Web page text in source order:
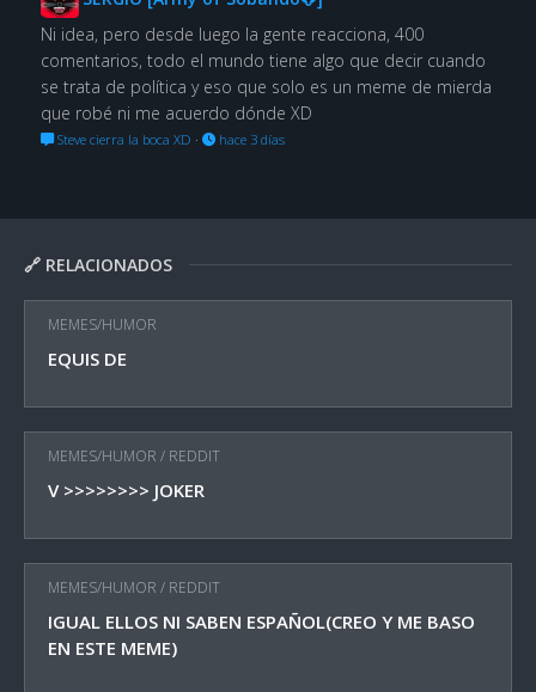
🔗 RELACIONADOS
MEMES/HUMOR
EQUIS DE
MEMES/HUMOR / REDDIT
V >>>>>>>> JOKER
MEMES/HUMOR / REDDIT
IGUAL ELLOS NI SABEN ESPAÑOL(CREO Y ME BASO
EN ESTE MEME)
Ni idea, pero desde luego la gente reacciona, 400
comentarios, todo el mundo tiene algo que decir cuando
se trata de política y eso que solo es un meme de mierda
que robé ni me acuerdo dónde XD
Steve cierra la boca XD · hace 3 días